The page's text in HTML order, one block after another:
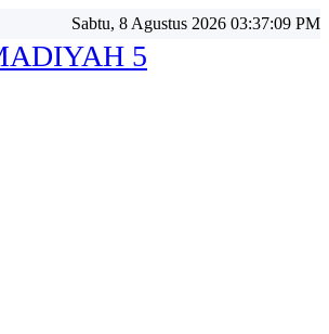
Sabtu, 8 Agustus 2026 03:37:10 PM
5